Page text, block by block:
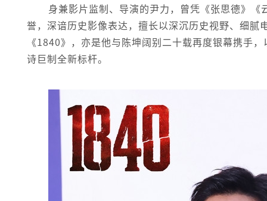
身兼影片监制、导演的尹力，曾凭《张思德》
誉，深谙历史影像表达，擅长以深沉历史视野、细
《1840》，亦是他与陈坤阔别二十载再度银幕携手
诗巨制全新标杆。